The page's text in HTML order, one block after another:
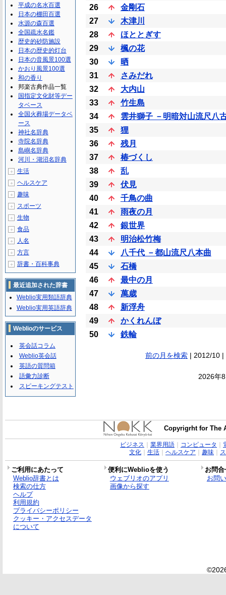
26
金剛石
27
木津川
28
ほととぎす
29
楓の花
30
晒
31
さみだれ
32
大内山
33
竹生島
34
雲井獅子 －明暗対山流尺八
35
狸
36
残月
37
椿づくし
38
乱
39
伏見
40
千鳥の曲
41
雨夜の月
42
銀世界
43
明治松竹梅
44
八千代 －都山流尺八本曲
45
石橋
46
最中の月
47
萬歳
48
新浮舟
49
かくれんぼ
50
鉄輪
前の月を検索| 2012/10 |
2026年
平成の名水百選
日本の棚田百選
水源の森百選
全国疏水名鑑
歴史的砂防施設
日本の歴史的灯台
日本の音風景100選
かおり風景100選
和の香り
邦楽古典作品一覧
国指定文化財等デー
タベース
全国火葬場データベ
ース
神社名辞典
寺院名辞典
島嶼名辞典
河川・湖沼名辞典
＋ 生活
＋ ヘルスケア
＋ 趣味
＋ スポーツ
＋ 生物
＋ 食品
＋ 人名
＋ 方言
＋ 辞書・百科事典
最近追加された辞書
Weblio実用類語辞典
Weblio実用英語辞典
Weblioのサービス
英会話コラム
Weblio英会話
英語の質問箱
語彙力診断
スピーキングテスト
Copyrigrht for The
ビジネス 業界用語｜ コンピュータ
文化｜ 生活｜ ヘルスケア 趣味｜
ご利用にあたって 便利にWeblioを使う
お問
Weblio辞書とは
検索の仕方
ヘルプ
利用規約
プライバシーポリシー
クッキー・アクセスデータ
について
ウェブリオのアプリ
画像から探す
お問